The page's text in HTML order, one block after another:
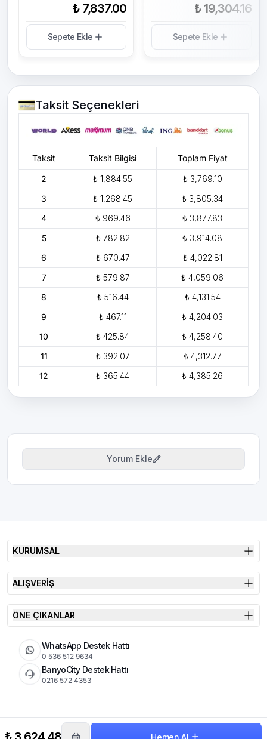
Hemen Al
₺ 7,837.00
Sepete Ekle
₺ 19,304.16
Sepete Ekle
Taksit Seçenekleri
Taksit Taksit Bilgisi Toplam Fiyat
2 ₺ 1,884.55
₺ 3,769.10
3
₺ 1,268.45
₺ 3,805.34
4
₺ 969.46
₺ 3,877.83
5
₺ 782.82
₺ 3,914.08
6
₺ 670.47
₺ 4,022.81
7
₺ 579.87
₺ 4,059.06
8
₺ 516.44
₺ 4,131.54
9
₺ 467.11
₺ 4,204.03
10
₺ 425.84
₺ 4,258.40
11
₺ 392.07
₺ 4,312.77
12
₺ 365.44 ₺ 4,385.26
Yorum Ekle
KURUMSAL
ALIŞVERİŞ
ÖNE ÇIKANLAR
WhatsApp Destek Hattı
0 536 512 9634
BanyoCity Destek Hattı
0216 572 4353
Çerez Politikası